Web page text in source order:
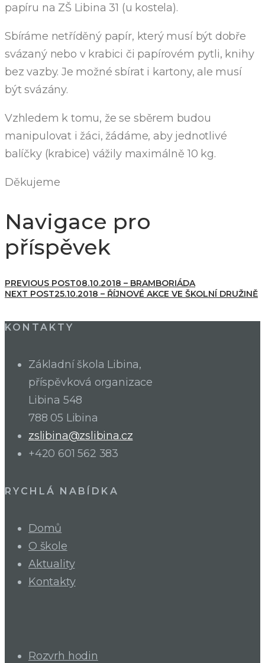
papíru na ZŠ Libina 31 (u kostela).
Sbíráme netříděný papír, který musí být dobře
svázaný nebo v krabici či papírovém pytli, knihy
bez vazby. Je možné sbírat i kartony, ale musí
být svázány.
Vzhledem k tomu, že se sběrem budou
manipulovat i žáci, žádáme, aby jednotlivé
balíčky (krabice) vážily maximálně 10 kg.
Děkujeme
Navigace pro
příspěvek
PREVIOUS POST08.10.2018 – BRAMBORIÁDA
NEXT POST25.10.2018 – ŘÍJNOVÉ AKCE VE ŠKOLNÍ DRUŽINĚ
KONTAKTY
Základní škola Libina,
příspěvková organizace
Libina 548
788 05 Libina
zslibina@zslibina.cz
+420 601 562 383
RYCHLÁ NABÍDKA
Domů
O škole
Aktuality
Kontakty
Rozvrh hodin